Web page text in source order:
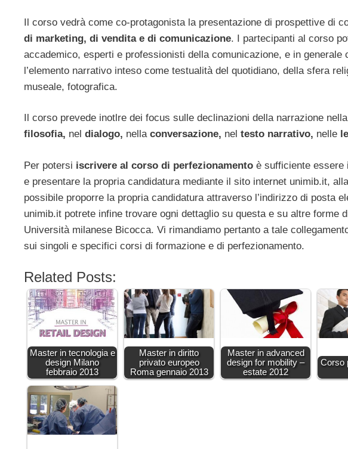
Il corso vedrà come co-protagonista la presentazione di prospettive di
di marketing, di vendita e di comunicazione. I partecipanti al corso
accademico, esperti e professionisti della comunicazione, e in generale
l’elemento narrativo inteso come testualità del quotidiano, della sfera
museale, fotografica.
Il corso prevede inotlre dei focus sulle declinazioni della narrazione nella
filosofia, nel dialogo, nella conversazione, nel testo narrativo, nelle
Per potersi iscrivere al corso di perfezionamento è sufficiente essere
e presentare la propria candidatura mediante il sito internet unimib.it,
possibile proporre la propria candidatura attraverso l’indirizzo di posta
unimib.it potrete infine trovare ogni dettaglio su questa e su altre forme
Università milanese Bicocca. Vi rimandiamo pertanto a tale
sui singoli e specifici corsi di formazione e di perfezionamento.
Related Posts:
Master in tecnologia e
design Milano
febbraio 2013
Master in diritto
privato europeo
Roma gennaio 2013
Master in advanced
design for mobility –
estate 2012
Corso